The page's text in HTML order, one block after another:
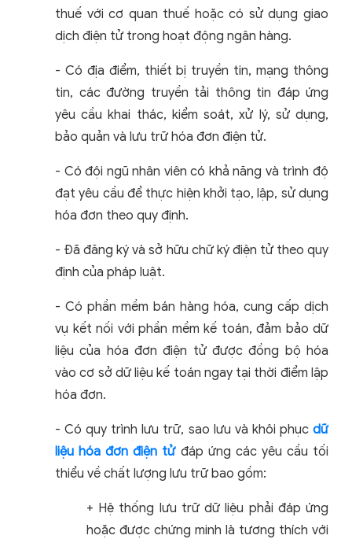
thuế với cơ quan thuế hoặc có sử dụng giao
dịch điện tử trong hoạt động ngân hàng.
- Có địa điểm, thiết bị truyền tin, mạng thông
tin, các đường truyền tải thông tin đáp ứng
yêu cầu khai thác, kiểm soát, xử lý, sử dụng,
bảo quản và lưu trữ hóa đơn điện tử.
- Có đội ngũ nhân viên có khả năng và trình độ
đạt yêu cầu để thực hiện khởi tạo, lập, sử dụng
hóa đơn theo quy định.
- Đã đăng ký và sở hữu chữ ký điện tử theo quy
định của pháp luật.
- Có phần mềm bán hàng hóa, cung cấp dịch
vụ kết nối với phần mềm kế toán, đảm bảo dữ
liệu của hóa đơn điện tử được đồng bộ hóa
vào cơ sở dữ liệu kế toán ngay tại thời điểm lập
hóa đơn.
- Có quy trình lưu trữ, sao lưu và khôi phục dữ
liệu hóa đơn điện tửđáp ứng các yêu cầu tối
thiểu về chất lượng lưu trữ bao gồm:
+ Hệ thống lưu trữ dữ liệu phải đáp ứng
hoặc được chứng minh là tương thích với